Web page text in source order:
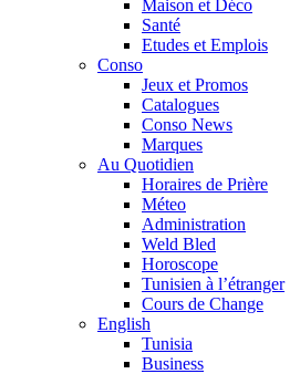
Maison et Déco
Santé
Etudes et Emplois
Conso
Jeux et Promos
Catalogues
Conso News
Marques
Au Quotidien
Horaires de Prière
Méteo
Administration
Weld Bled
Horoscope
Tunisien à l’étranger
Cours de Change
English
Tunisia
Business